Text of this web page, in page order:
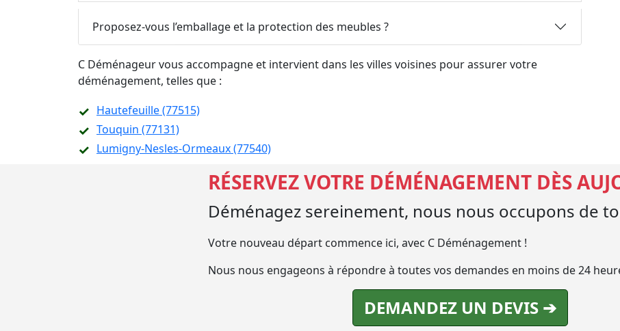
Proposez-vous l’emballage et la protection des meubles ?
C Déménageur vous accompagne et intervient dans les villes voisines pour assurer votre
déménagement, telles que :
Hautefeuille (77515)
Touquin (77131)
Lumigny-Nesles-Ormeaux (77540)
RÉSERVEZ VOTRE DÉMÉNAGEMENT DÈS
Déménagez sereinement, nous nous occupons de
Votre nouveau départ commence ici, avec C Déménagement !
Nous nous engageons à répondre à toutes vos demandes en moins de 24
DEMANDEZ UN DEVIS ➔